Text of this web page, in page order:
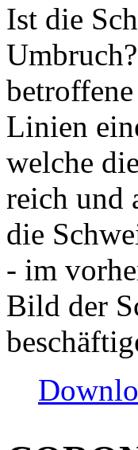
Ist die
Linien
welche
reich und
die
- im
Bild der